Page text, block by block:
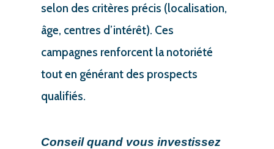
selon des critères précis (localisation,
âge, centres d’intérêt). Ces
campagnes renforcent la notoriété
tout en générant des prospects
qualifiés.
Conseil quand vous investissez